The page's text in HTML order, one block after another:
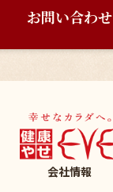
お問い合わせ
会社情報